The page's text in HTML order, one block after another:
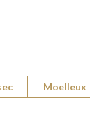
Moelleux